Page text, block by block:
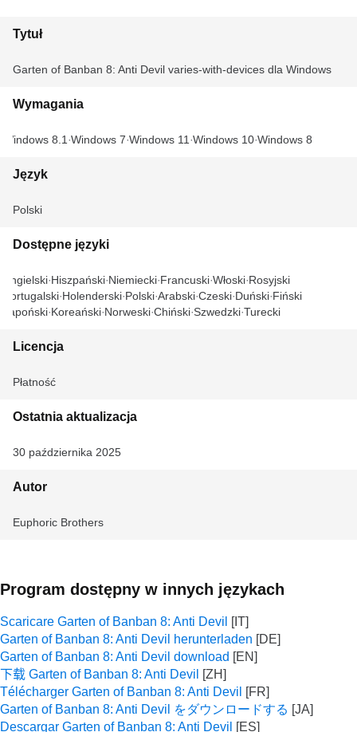
Tytuł
Garten of Banban 8: Anti Devil varies-with-devices dla Windows
Wymagania
Windows 8.1 Windows 7 Windows 11 Windows 10 Windows 8
Język
Polski
Dostępne języki
Angielski Hiszpański Niemiecki Francuski Włoski Rosyjski
Portugalski Holenderski Polski Arabski Czeski Duński Fiński
Japoński Koreański Norweski Chiński Szwedzki Turecki
Licencja
Płatność
Ostatnia aktualizacja
30 października 2025
Autor
Euphoric Brothers
Program dostępny w innych językach
Scaricare Garten of Banban 8: Anti Devil
Garten of Banban 8: Anti Devil herunterladen
Garten of Banban 8: Anti Devil download
下载 Garten of Banban 8: Anti Devil
Télécharger Garten of Banban 8: Anti Devil
Garten of Banban 8: Anti Devil をダウンロードする
Descargar Garten of Banban 8: Anti Devil